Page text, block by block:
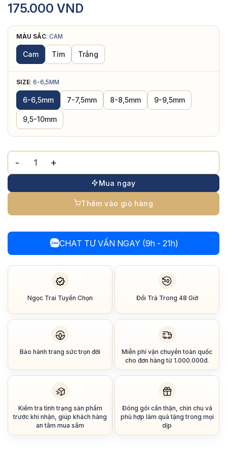
175.000 VND
MÀU SẮC: CAM
Cam Tím Trắng
SIZE: 6-6,5MM
6-6,5mm 7-7,5mm 8-8,5mm 9-9,5mm
9,5-10mm
Bông Tai Ngọc Trai Nụ Dáng Bánh Bao 6-10mm số lượng
Mua ngay
Thêm vào giỏ hàng
CHAT TƯ VẤN NGAY (9h - 21h)
Ngọc Trai Tuyển Chọn Đổi Trả Trong 48 Giờ
Bảo hành trang sức trọn đời
Miễn phí vận chuyển toàn quốc
cho đơn hàng từ 1.000.000đ.
Kiểm tra tình trạng sản phẩm
trước khi nhận, giúp khách hàng
an tâm mua sắm
Đóng gói cẩn thận, chỉn chu và
phù hợp làm quà tặng trong mọi
dịp